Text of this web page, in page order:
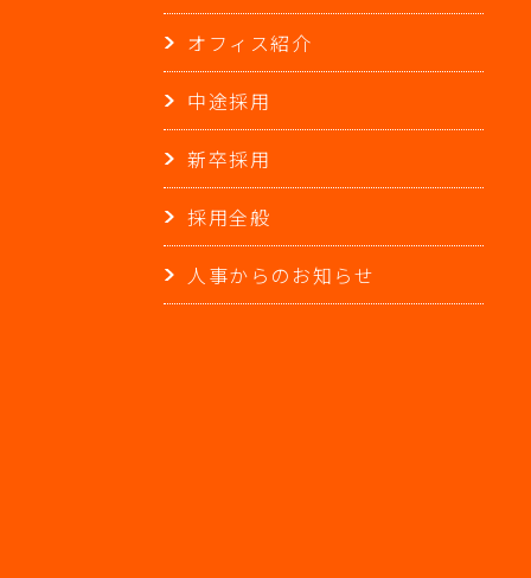
オフィス紹介
中途採用
新卒採用
採用全般
人事からのお知らせ